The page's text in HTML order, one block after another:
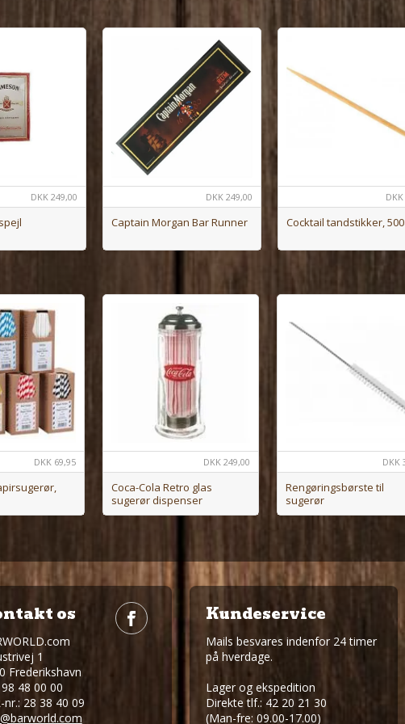
DKK 249,00 DKK 249,00
Captain Morgan Bar Runner
DKK
Cocktail tandstikker,
DKK 69,95 DKK 249,00
Coca-Cola Retro glas
sugerør dispenser
DKK
Rengøringsbørste til
sugerør
os
1
Frederikshavn
48 00 00
nr.: 28 38 40 09
Kundeservice
Mails besvares indenfor 24 timer
på hverdage.
Lager og ekspedition
Direkte tlf.: 42 20 21 30
(Man-fre: 09.00-17.00)